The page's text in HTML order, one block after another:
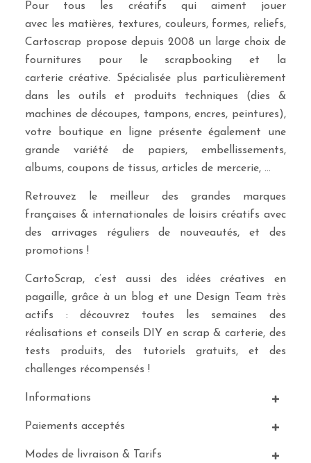
Pour tous les créatifs qui aiment jouer
avec les matières, textures, couleurs, formes, reliefs,
Cartoscrap propose depuis 2008 un large choix de
fournitures pour le scrapbooking et la
carterie créative. Spécialisée plus particulièrement
dans les outils et produits techniques (dies &
machines de découpes, tampons, encres, peintures),
votre boutique en ligne présente également une
grande variété de papiers, embellissements,
albums, coupons de tissus, articles de mercerie, …
Retrouvez le meilleur des grandes marques
françaises & internationales de loisirs créatifs avec
des arrivages réguliers de nouveautés, et des
promotions !
CartoScrap, c’est aussi des idées créatives en
pagaille, grâce à un blog et une Design Team très
actifs : découvrez toutes les semaines des
réalisations et conseils DIY en scrap & carterie, des
tests produits, des tutoriels gratuits, et des
challenges récompensés !
Informations
Paiements acceptés
Modes de livraison & Tarifs